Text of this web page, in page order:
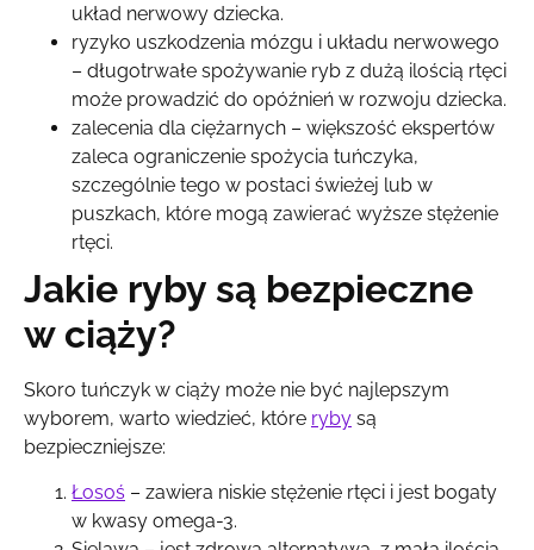
układ nerwowy dziecka.
ryzyko uszkodzenia mózgu i układu nerwowego
– długotrwałe spożywanie ryb z dużą ilością rtęci
może prowadzić do opóźnień w rozwoju dziecka.
zalecenia dla ciężarnych – większość ekspertów
zaleca ograniczenie spożycia tuńczyka,
szczególnie tego w postaci świeżej lub w
puszkach, które mogą zawierać wyższe stężenie
rtęci.
Jakie ryby są bezpieczne
w ciąży?
Skoro tuńczyk w ciąży może nie być najlepszym
wyborem, warto wiedzieć, które ryby są
bezpieczniejsze:
Łosoś – zawiera niskie stężenie rtęci i jest bogaty
w kwasy omega-3.